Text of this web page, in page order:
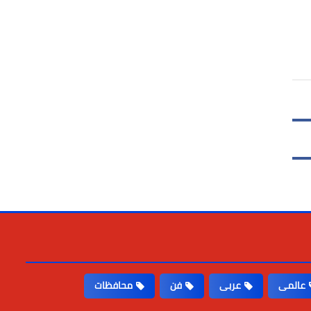
عالمى عربى فن محافظات